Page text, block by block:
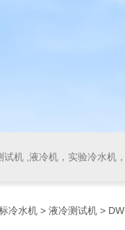
机 ,液冷机，实验冷水机，
冷水机 > 液冷测试机 >